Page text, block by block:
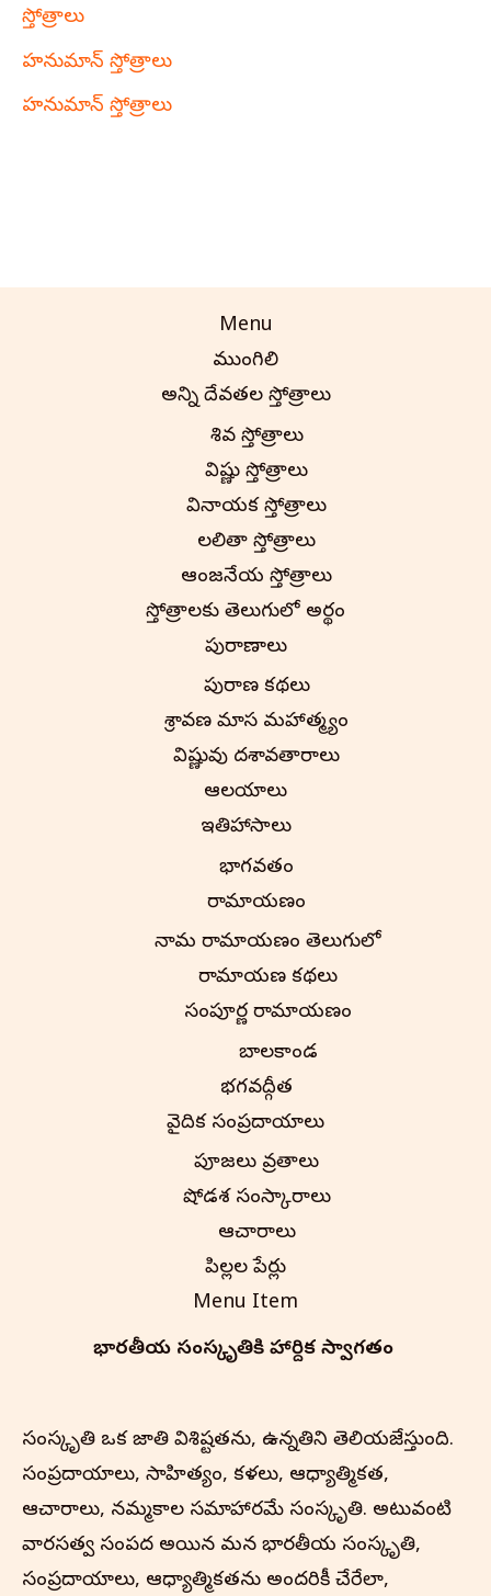
స్తోత్రాలు
హనుమాన్ స్తోత్రాలు
హనుమాన్ స్తోత్రాలు
Menu
ముంగిలి
అన్ని దేవతల స్తోత్రాలు
శివ స్తోత్రాలు
విష్ణు స్తోత్రాలు
వినాయక స్తోత్రాలు
లలితా స్తోత్రాలు
ఆంజనేయ స్తోత్రాలు
స్తోత్రాలకు తెలుగులో అర్థం
పురాణాలు
పురాణ కథలు
శ్రావణ మాస మహాత్మ్యం
విష్ణువు దశావతారాలు
ఆలయాలు
ఇతిహాసాలు
భాగవతం
రామాయణం
నామ రామాయణం తెలుగులో
రామాయణ కథలు
సంపూర్ణ రామాయణం
బాలకాండ
భగవద్గీత
వైదిక సంప్రదాయాలు
పూజలు వ్రతాలు
షోడశ సంస్కారాలు
ఆచారాలు
పిల్లల పేర్లు
Menu Item
భారతీయ సంస్కృతి‌కి హార్దిక స్వాగతం
సంస్కృతి ఒక జాతి విశిష్టతను, ఉన్నతిని తెలియజేస్తుంది.
సంప్రదాయాలు, సాహిత్యం, కళలు, ఆధ్యాత్మికత,
ఆచారాలు, నమ్మకాల సమాహారమే సంస్కృతి. అటువంటి
వారసత్వ సంపద అయిన మన భారతీయ సంస్కృతి,
సంప్రదాయాలు, ఆధ్యాత్మికతను అందరికీ చేరేలా,